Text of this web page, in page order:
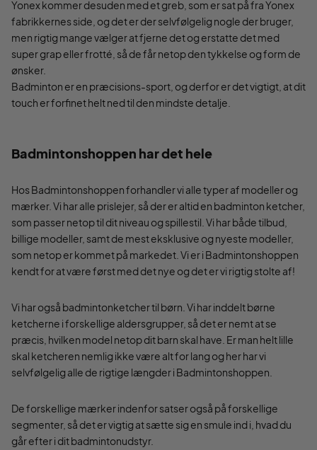
Yonex kommer desuden med et greb, som er sat på fra Yonex
fabrikkernes side, og det er der selvfølgelig nogle der bruger,
men rigtig mange vælger at fjerne det og erstatte det med
super grap eller frotté, så de får netop den tykkelse og form de
ønsker.
Badminton er en præcisions-sport, og derfor er det vigtigt, at dit
touch er forfinet helt ned til den mindste detalje.
Badmintonshoppen har det hele
Hos Badmintonshoppen forhandler vi alle typer af modeller og
mærker. Vi har alle prislejer, så der er altid en badminton ketcher,
som passer netop til dit niveau og spillestil. Vi har både tilbud,
billige modeller, samt de mest eksklusive og nyeste modeller,
som netop er kommet på markedet. Vi er i Badmintonshoppen
kendt for at være først med det nye og det er vi rigtig stolte af!
Vi har også badmintonketcher til børn. Vi har inddelt børne
ketcherne i forskellige aldersgrupper, så det er nemt at se
præcis, hvilken model netop dit barn skal have. Er man helt lille
skal ketcheren nemlig ikke være alt for lang og her har vi
selvfølgelig alle de rigtige længder i Badmintonshoppen.
De forskellige mærker indenfor satser også på forskellige
segmenter, så det er vigtig at sætte sig en smule ind i, hvad du
går efter i dit badmintonudstyr.